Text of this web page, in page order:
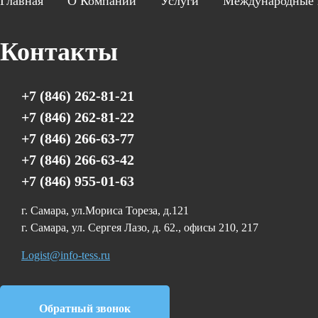
Контакты
+7 (846) 262-81-21
+7 (846) 262-81-22
+7 (846) 266-63-77
+7 (846) 266-63-42
+7 (846) 955-01-63
г. Самара, ул.Мориса Тореза, д.121
г. Самара, ул. Сергея Лазо, д. 62., офисы 210, 217
Logist@info-tess.ru
Обратный звонок